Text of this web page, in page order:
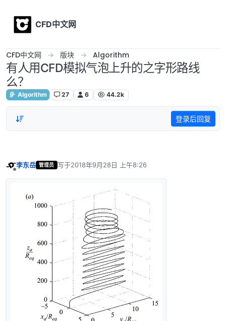
CFD中文网
CFD中文网 版块 Algorithm
有人用CFD模拟气泡上升的之字形路线
么？
Algorithm 27 6 44.2k
登录后回复
李东岳 管理员 写于2018年9月28日 上午8:26
最后由 编辑